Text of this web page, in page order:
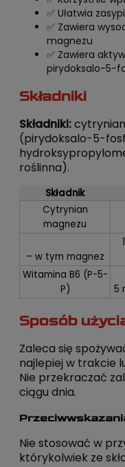
✅ Ułatwia
✅ Zawiera
magnezu
✅ Zawiera
pirydoksalo-5-
Składniki
Składniki:
(pirydoksalo-5-
roślinna).
Składnik
Cytrynian
magnezu
– w tym magnez
Witamina B6 (P-5-
P)
5
Sposób
Zaleca się
najlepiej w trakcie
Nie przekraczać
ciągu dnia.
Nie stosować w
którykolwiek ze